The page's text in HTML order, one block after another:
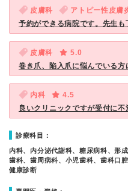
皮膚科 アトピー性皮膚
予約ができる病院です。先生も
皮膚科
5.0
巻き爪、陥入爪に悩んでいる方
内科
4.5
良いクリニックですが受付に不
診療科目：
内科、内分泌代謝科、糖尿病科、形
歯科、歯周病科、小児歯科、歯科口
健康診断